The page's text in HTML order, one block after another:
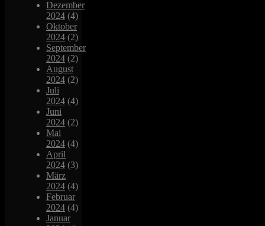
Dezember
2024 (4)
Oktober
2024 (2)
September
2024 (2)
August
2024 (2)
Juli
2024 (4)
Juni
2024 (2)
Mai
2024 (4)
April
2024 (3)
März
2024 (4)
Februar
2024 (4)
Januar